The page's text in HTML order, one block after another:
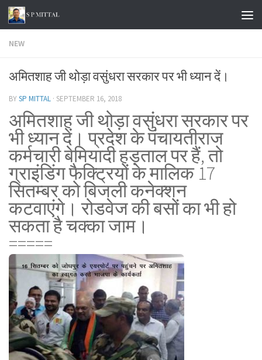
Skip to content
NEW
अमितशाह जी थोड़ा वसुंधरा सरकार पर भी ध्यान दें।
BYSP MITTAL · SEPTEMBER 16, 2018
अमितशाह जी थोड़ा वसुंधरा सरकार पर
भी ध्यान दें। प्रदेश के पंचायतीराज
कर्मचारी बेमियादी हड़ताल पर हैं, तो
ग्राइंडिंग फैक्ट्रियों के मालिक 17
सितम्बर को बिजली कनेक्शन
कटवाएंगे। रोडवेज की बसों का भी हो
सकता है चक्का जाम।
=====